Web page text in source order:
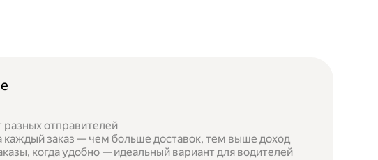
разных отправителей
каждый заказ — чем больше доставок, тем выше доход
когда удобно — идеальный вариант для водителей